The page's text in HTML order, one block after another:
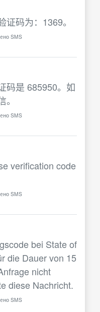
证码为：1369。
SMS
码是 685950。如
SMS
verification code
SMS
bei State of
die Dauer von 15
nicht
diese Nachricht.
SMS